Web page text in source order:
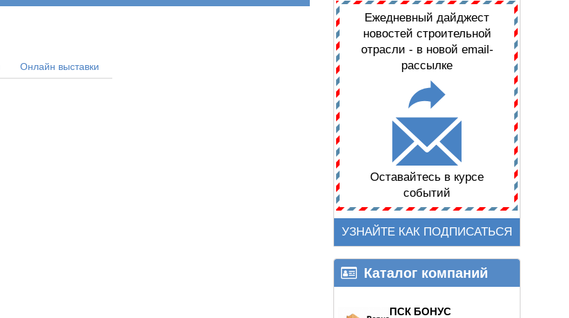
Онлайн выставки
Ежедневный дайджест
новостей строительной
отрасли - в новой email-
рассылке
Оставайтесь в курсе
событий
УЗНАЙТЕ КАК ПОДПИСАТЬСЯ
Каталог компаний
ПСК БОНУС